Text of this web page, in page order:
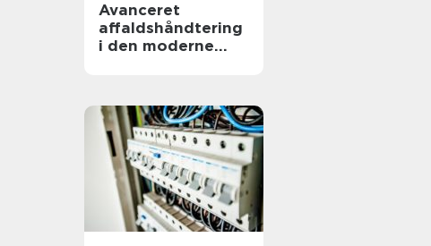
Avanceret
affaldshåndtering
i den moderne